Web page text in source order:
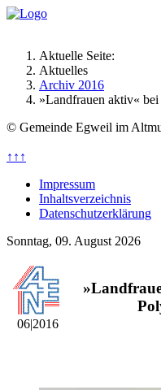
Aktuelle Seite:
Aktuelles
Archiv 2016
»Landfrauen aktiv«
© Gemeinde Egweil im
↑↑↑
Impressum
Inhaltsverzeichnis
Datenschutzerklärung
Sonntag, 09. August 2026
06|2016